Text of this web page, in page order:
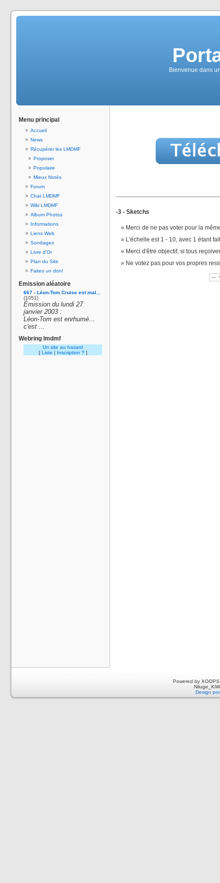
Bienvenue dans
Menu principal
Accueil
News
Récupérer les LMDMF
Proposer
Populaire
Mieux Notés
Forum
Chat LMDMF
Wiki LMDMF
Album Photos
Informations
Liens Web
Sondages
Livre d'Or
Plan du Site
Faites un don!
Emission aléatoire
667 - Léon-Tom Cruise est mal...
(1051)
Émission du lundi 27
janvier 2003 :
Léon-Tom est enrhumé…
c'est ...
Webring lmdmf
Un site au hasard
[ Liste | Inscription ? ]
-3 - Sketchs
Merci de ne pas voter pour la
L'échelle est 1 - 10, avec 1 étant
Merci d'être objectif, si tous
Ne votez pas pour vos propres
Powered by
Design